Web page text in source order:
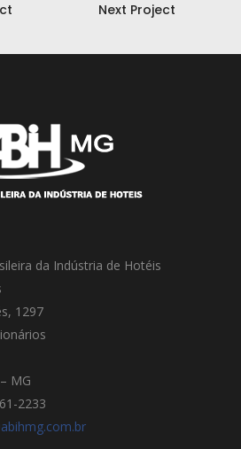
Next Project
da Indústria de Hotéis
1297
MG
2233